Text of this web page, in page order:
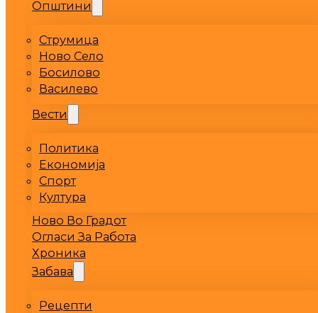
Општини
Струмица
Ново Село
Босилово
Василево
Вести
Политика
Економија
Спорт
Култура
Ново Во Градот
Огласи За Работа
Хроника
Забава
Рецепти